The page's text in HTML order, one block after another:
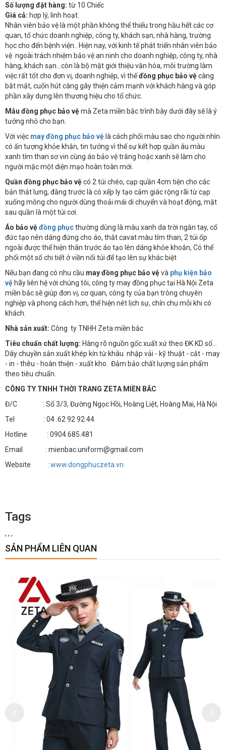
Số lượng đặt hàng: từ 10 Chiếc
Giá cả: hợp lý, linh hoạt.
Nhân viên bảo vệ là một phần không thể thiếu trong hầu hết các cơ
quan, tổ chức doanh nghiệp, công ty, khách sạn, nhà hàng, trường
học cho đến bệnh viện.. Hiện nay, với kinh tế phát triển nhân viên bảo
vệ ngoài trách nhiệm bảo vệ an ninh cho doanh nghiệp, công ty, nhà
hàng, khách sạn...còn là bộ mặt giới thiệu văn hóa, môi trường làm
việc rất tốt cho đơn vị, doanh nghiệp, vì thếđồng phục bảo vệcàng
bắt mắt, cuốn hút càng gây thiện cảm mạnh với khách hàng và góp
phần xây dựng lên thương hiệu cho tổ chức.
Mẫu đồng phục bảo vệmà Zeta miền bắc trình bày dưới đây sẽ là ý
tưởng nhỏ cho bạn.
Với việc may đồng phục bảo vệ là cách phối màu sao cho người nhìn
có ấn tượng khỏe khắn, tin tưởng vì thế sự kết hợp quần âu màu
xanh tím than sơ vin cùng áo bảo vệ trắng hoặc xanh sẽ làm cho
người mặc một diện mạo hoàn toàn mới.
Quần đồng phục bảo vệcó 2 túi chéo, cạp quần 4cm tiện cho các
bản thắt lưng, đằng trước là có xếp ly tạo cảm giác rộng rãi từ cạp
xuống mông cho người dùng thoải mái di chuyển và hoạt động, mặt
sau quần là một túi cơi.
Áo bảo vệđồng phụcthường dùng là màu xanh da trời ngắn tay, cổ
đức tạo nên dáng đứng cho áo, thắt cavat màu tím than, 2 túi ốp
ngoài được thể hiện thân trước áo tạo lên dáng khỏe khoắn, Có thể
phối một số chi tiết ở viền nổi túi để tạo lên sự khác biệt
Nếu bạn đang có nhu cầu may đồng phục bảo vệvà phụ kiện bảo
vệ hãy liên hệ với chúng tôi, công ty may đồng phục tại Hà Nội Zeta
miền bắc sẽ giúp đơn vị, cơ quan, công ty của bạn trông chuyên
nghiệp và phong cách hơn, thể hiện nét lịch sự, chỉn chu mỗi khi có
khách.
Nhà sản xuất: Công ty TNHH Zeta miền bắc
Tiêu chuẩn chất lượng: Hàng rõ nguồn gốc xuất xứ theo ĐK KD số…
Dây chuyền sản xuất khép kín từ khâu nhập vải - kỹ thuật - cắt - may
- in - thêu - hoàn thiện - xuất kho. Đảm bảo chất lượng sản phẩm
theo tiêu chuẩn.
CÔNG TY TNHH THỜI TRANG ZETA MIỀN BẮC
Đ/C : Số 3/3, Đường Ngọc Hồi, Hoàng Liệt, Hoàng Mai, Hà Nội
Tel : 04 .62 92 92 44
Hotline : 0904.685.481
Email : mienbac.uniform@gmail.com
Website : www.dongphuczeta.vn
Tags
, , ,
SẢN PHẨM LIÊN QUAN